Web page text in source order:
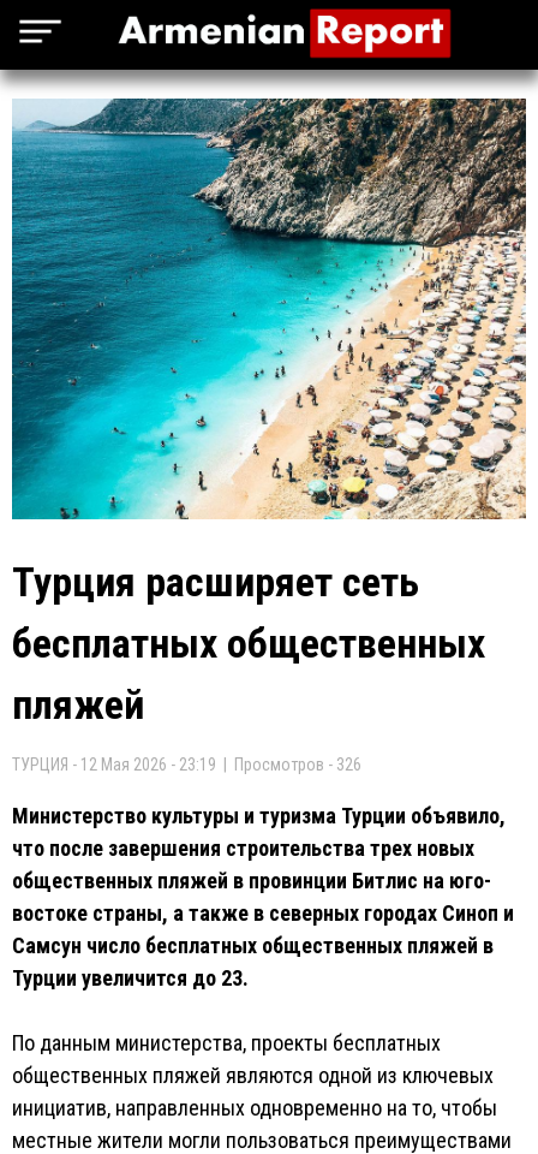
Турция расширяет сеть
бесплатных общественных
пляжей
ТУРЦИЯ - 12 Мая 2026 - 23:19 | Просмотров - 326
Министерство культуры и туризма Турции объявило,
что после завершения строительства трех новых
общественных пляжей в провинции Битлис на юго-
востоке страны, а также в северных городах Синоп и
Самсун число бесплатных общественных пляжей в
Турции увеличится до 23.
По данным министерства, проекты бесплатных
общественных пляжей являются одной из ключевых
инициатив, направленных одновременно на то, чтобы
местные жители могли пользоваться преимуществами